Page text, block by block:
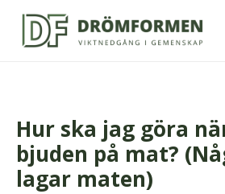
Hoppa
Hur ska jag göra
bjuden på mat?
lagar maten)